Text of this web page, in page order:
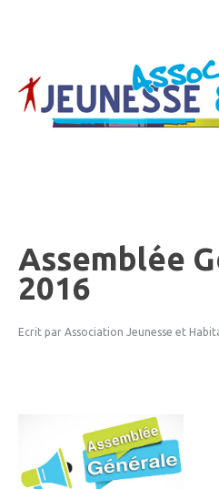
Assemblée
2016
Ecrit par Association Jeunesse et